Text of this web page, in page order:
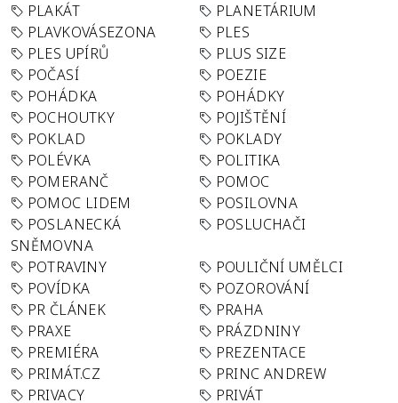
PLAKÁT
PLANETÁRIUM
PLAVKOVÁSEZONA
PLES
PLES UPÍRŮ
PLUS SIZE
POČASÍ
POEZIE
POHÁDKA
POHÁDKY
POCHOUTKY
POJIŠTĚNÍ
POKLAD
POKLADY
POLÉVKA
POLITIKA
POMERANČ
POMOC
POMOC LIDEM
POSILOVNA
POSLANECKÁ
SNĚMOVNA
POSLUCHAČI
POTRAVINY
POULIČNÍ UMĚLCI
POVÍDKA
POZOROVÁNÍ
PR ČLÁNEK
PRAHA
PRAXE
PRÁZDNINY
PREMIÉRA
PREZENTACE
PRIMÁT.CZ
PRINC ANDREW
PRIVACY
PRIVÁT